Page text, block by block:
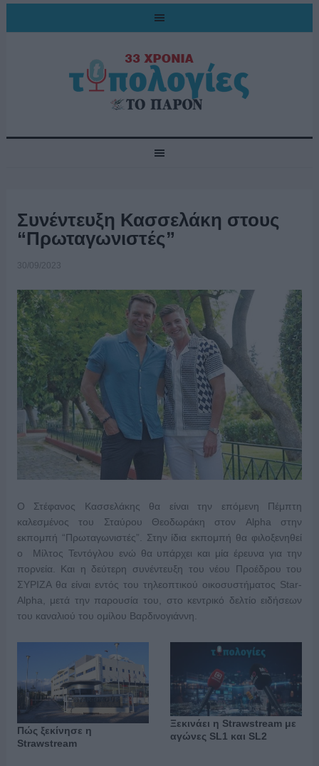
Συνέντευξη Κασσελάκη στους
“Πρωταγωνιστές”
30/09/2023
Ο Στέφανος Κασσελάκης θα είναι την επόμενη Πέμπτη
καλεσμένος του Σταύρου Θεοδωράκη στον Alpha στην
εκπομπή “Πρωταγωνιστές”. Στην ίδια εκπομπή θα φιλοξενηθεί
ο Μίλτος Τεντόγλου ενώ θα υπάρχει και μία έρευνα για την
πορνεία. Και η δεύτερη συνέντευξη του νέου Προέδρου του
ΣΥΡΙΖΑ θα είναι εντός του τηλεοπτικού οικοσυστήματος Star-
Alpha, μετά την παρουσία του, στο κεντρικό δελτίο ειδήσεων
του καναλιού του ομίλου Βαρδινογιάννη.
Πώς ξεκίνησε η
Strawstream
Ξεκινάει η Strawstream με
αγώνες SL1 και SL2